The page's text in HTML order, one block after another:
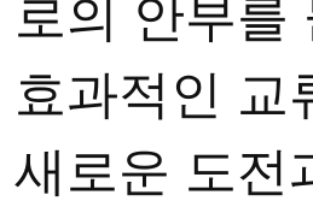
로의 안부를
효과적인 교
새로운 도전